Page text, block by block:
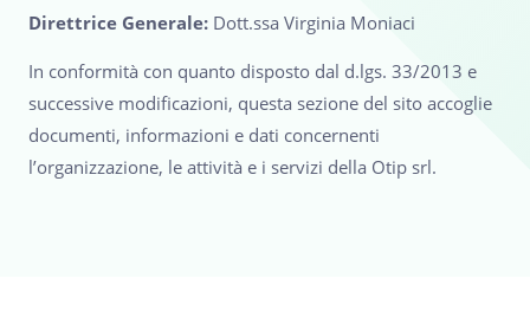
Direttrice Generale: Dott.ssa Virginia Moniaci
In conformità con quanto disposto dal d.lgs. 33/2013 e
successive modificazioni, questa sezione del sito accoglie
documenti, informazioni e dati concernenti
l’organizzazione, le attività e i servizi della Otip srl.